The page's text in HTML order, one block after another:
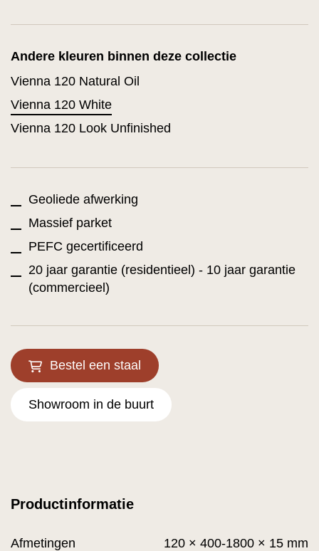
Andere kleuren binnen deze collectie
Vienna 120 Natural Oil
Vienna 120 White
Vienna 120 Look Unfinished
Geoliede afwerking
Massief parket
PEFC gecertificeerd
20 jaar garantie (residentieel) - 10 jaar garantie
(commercieel)
Bestel een staal
Showroom in de buurt
Productinformatie
Afmetingen 120 × 400-1800 × 15 mm